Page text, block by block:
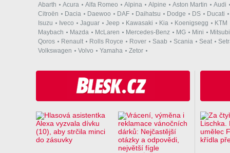
Abarth Acura Alfa Romeo Alpina Alpine Aston Martin
Audi
Citroën
Dacia Daewoo DAF Daihatsu Dodge DS
Ducati
Isuzu
Iveco Jaguar Jeep Kawasaki Kia Koenigsegg
KTM
Maybach
Mazda McLaren Mercedes-Benz MG Mini
Qoros
Renault Rolls Royce Rover Saab Scania Seat
Volkswagen
Volvo Yamaha Zetor